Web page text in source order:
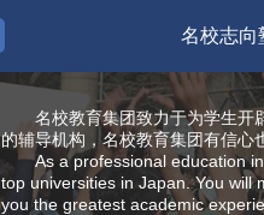
名校志向
名校教育集团致力于为学生开
的辅导机构，名校教育集团有信心
As a professional education
top universities in Japan. You will
you the greatest academic